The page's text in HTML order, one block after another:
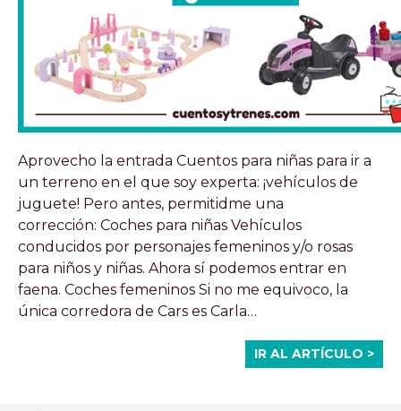
Aprovecho la entrada Cuentos para niñas para ir a
un terreno en el que soy experta: ¡vehículos de
juguete! Pero antes, permitidme una
corrección: Coches para niñas Vehículos
conducidos por personajes femeninos y/o rosas
para niños y niñas. Ahora sí podemos entrar en
faena. Coches femeninos Si no me equivoco, la
única corredora de Cars es Carla…
IR AL ARTÍCULO >